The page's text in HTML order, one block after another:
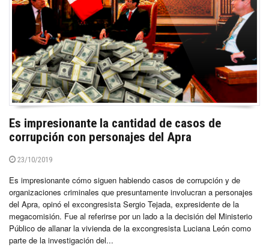
Es impresionante la cantidad de casos de
corrupción con personajes del Apra
23/10/2019
Es impresionante cómo siguen habiendo casos de corrupción y de
organizaciones criminales que presuntamente involucran a personajes
del Apra, opinó el excongresista Sergio Tejada, expresidente de la
megacomisión. Fue al referirse por un lado a la decisión del Ministerio
Público de allanar la vivienda de la excongresista Luciana León como
parte de la investigación del...